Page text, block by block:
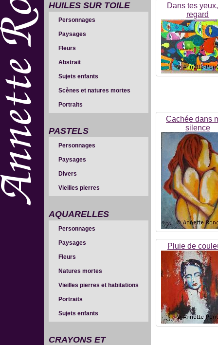
HUILES SUR TOILE
Personnages
Paysages
Fleurs
Abstrait
Sujets enfants
Scènes et natures mortes
Portraits
PASTELS
Personnages
Paysages
Divers
Vieilles pierres
AQUARELLES
Personnages
Paysages
Fleurs
Natures mortes
Vieilles pierres et habitations
Portraits
Sujets enfants
CRAYONS ET
Dans tes
regard
Cachée dans
silence
Pluie de